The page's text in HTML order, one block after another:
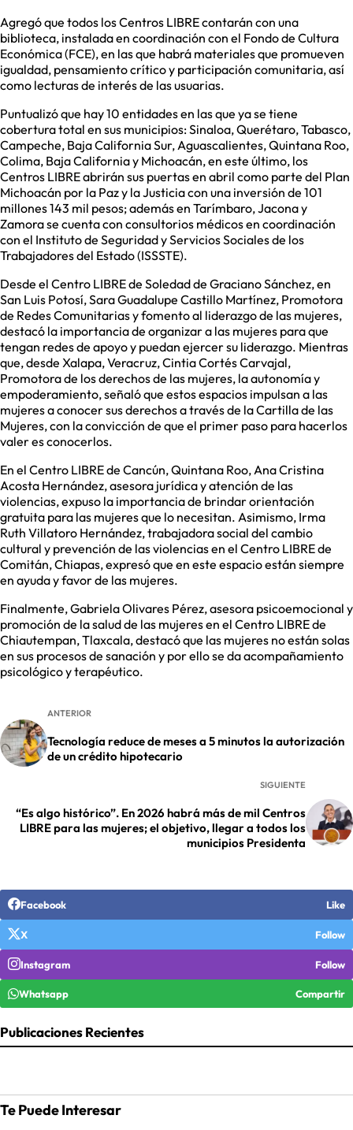
Agregó que todos los Centros LIBRE contarán con una
biblioteca, instalada en coordinación con el Fondo de Cultura
Económica (FCE), en las que habrá materiales que promueven
igualdad, pensamiento crítico y participación comunitaria, así
como lecturas de interés de las usuarias.
Puntualizó que hay 10 entidades en las que ya se tiene
cobertura total en sus municipios: Sinaloa, Querétaro, Tabasco,
Campeche, Baja California Sur, Aguascalientes, Quintana Roo,
Colima, Baja California y Michoacán, en este último, los
Centros LIBRE abrirán sus puertas en abril como parte del Plan
Michoacán por la Paz y la Justicia con una inversión de 101
millones 143 mil pesos; además en Tarímbaro, Jacona y
Zamora se cuenta con consultorios médicos en coordinación
con el Instituto de Seguridad y Servicios Sociales de los
Trabajadores del Estado (ISSSTE).
Desde el Centro LIBRE de Soledad de Graciano Sánchez, en
San Luis Potosí, Sara Guadalupe Castillo Martínez, Promotora
de Redes Comunitarias y fomento al liderazgo de las mujeres,
destacó la importancia de organizar a las mujeres para que
tengan redes de apoyo y puedan ejercer su liderazgo. Mientras
que, desde Xalapa, Veracruz, Cintia Cortés Carvajal,
Promotora de los derechos de las mujeres, la autonomía y
empoderamiento, señaló que estos espacios impulsan a las
mujeres a conocer sus derechos a través de la Cartilla de las
Mujeres, con la convicción de que el primer paso para hacerlos
valer es conocerlos.
En el Centro LIBRE de Cancún, Quintana Roo, Ana Cristina
Acosta Hernández, asesora jurídica y atención de las
violencias, expuso la importancia de brindar orientación
gratuita para las mujeres que lo necesitan. Asimismo, Irma
Ruth Villatoro Hernández, trabajadora social del cambio
cultural y prevención de las violencias en el Centro LIBRE de
Comitán, Chiapas, expresó que en este espacio están siempre
en ayuda y favor de las mujeres.
Finalmente, Gabriela Olivares Pérez, asesora psicoemocional y
promoción de la salud de las mujeres en el Centro LIBRE de
Chiautempan, Tlaxcala, destacó que las mujeres no están solas
en sus procesos de sanación y por ello se da acompañamiento
psicológico y terapéutico.
ANTERIOR
Tecnología reduce de meses a 5 minutos la autorización
de un crédito hipotecario
SIGUIENTE
“Es algo histórico”. En 2026 habrá más de mil Centros
LIBRE para las mujeres; el objetivo, llegar a todos los
municipios Presidenta
Facebook Like
X Follow
Instagram Follow
Whatsapp Compartir
Publicaciones Recientes
Te Puede Interesar